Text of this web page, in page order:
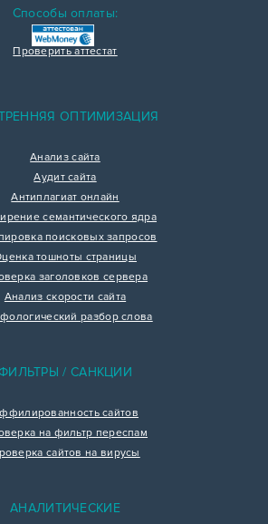
Способы оплаты:
Проверить аттестат
ОПТИМИЗАЦИЯ
Анализ сайта
Аудит сайта
Антиплагиат онлайн
семантического ядра
поисковых запросов
тошноты страницы
заголовков сервера
Анализ скорости сайта
разбор слова
ФИЛЬТРЫ / САНКЦИИ
сайтов
на фильтр переспам
сайтов на вирусы
АНАЛИТИЧЕСКИЕ